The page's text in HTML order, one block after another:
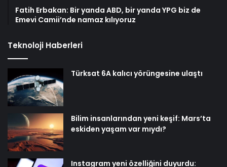
Fatih Erbakan: Bir yanda ABD, bir yanda YPG biz de
Emevi Camii’nde namaz kılıyoruz
Teknoloji Haberleri
Türksat 6A kalıcı yörüngesine ulaştı
Bilim insanlarından yeni keşif: Mars’ta
eskiden yaşam var mıydı?
Instagram yeni özelliğini duyurdu: